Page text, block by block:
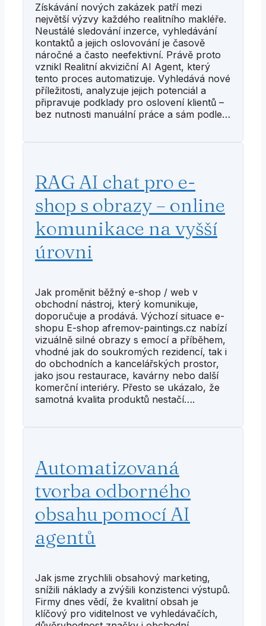
Získávání nových zakázek patří mezi
největší výzvy každého realitního makléře.
Neustálé sledování inzerce, vyhledávání
kontaktů a jejich oslovování je časově
náročné a často neefektivní. Právě proto
vznikl Realitní akviziční AI Agent, který
tento proces automatizuje. Vyhledává nové
příležitosti, analyzuje jejich potenciál a
připravuje podklady pro oslovení klientů –
bez nutnosti manuální práce a sám podle…
RAG AI chat pro e-
shop s obrazy – online
komunikace na vyšší
úrovni
Jak proměnit běžný e-shop / web v
obchodní nástroj, který komunikuje,
doporučuje a prodává. Výchozí situace e-
shopu E-shop afremov-paintings.cz nabízí
vizuálně silné obrazy s emocí a příběhem,
vhodné jak do soukromých rezidencí, tak i
do obchodních a kancelářských prostor,
jako jsou restaurace, kavárny nebo další
komerční interiéry. Přesto se ukázalo, že
samotná kvalita produktů nestačí….
Automatizovaná
tvorba odborného
obsahu pomocí AI
agentů
Jak jsme zrychlili obsahový marketing,
snížili náklady a zvýšili konzistenci výstupů.
Firmy dnes vědí, že kvalitní obsah je
klíčový pro viditelnost ve vyhledávačích,